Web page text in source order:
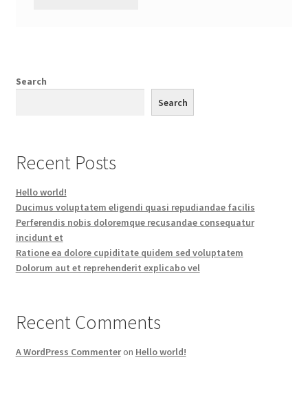
Search
Search
Recent Posts
Hello world!
Ducimus voluptatem eligendi quasi repudiandae facilis
Perferendis nobis doloremque recusandae consequatur
incidunt et
Ratione ea dolore cupiditate quidem sed voluptatem
Dolorum aut et reprehenderit explicabo vel
Recent Comments
A WordPress Commenteron Hello world!